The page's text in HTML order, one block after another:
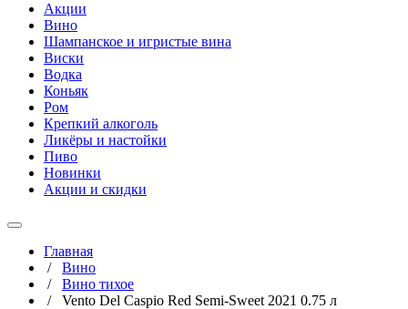
Акции
Вино
Шампанское и игристые вина
Виски
Водка
Коньяк
Ром
Крепкий алкоголь
Ликёры и настойки
Пиво
Новинки
Акции и скидки
Главная
/ Вино
/ Вино тихое
/ Vento Del Caspio Red Semi-Sweet 2021 0.75 л